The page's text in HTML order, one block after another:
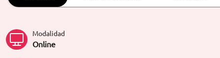
Modalidad
Online